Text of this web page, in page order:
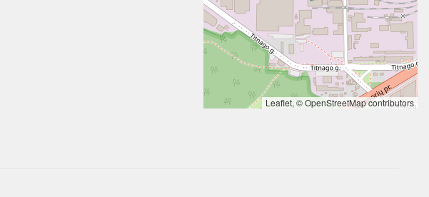
Leaflet, ©OpenStreetMapcontributors